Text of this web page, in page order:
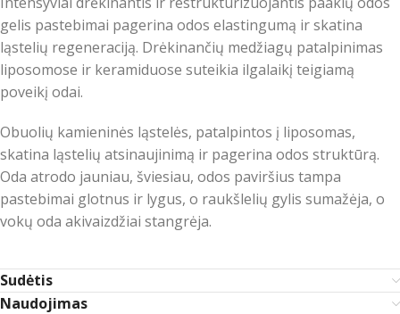
gelis pastebimai pagerina odos elastingumą ir skatina
ląstelių regeneraciją. Drėkinančių medžiagų patalpinimas
liposomose ir keramiduose suteikia ilgalaikį teigiamą
poveikį odai.
Obuolių kamieninės ląstelės, patalpintos į liposomas,
skatina ląstelių atsinaujinimą ir pagerina odos struktūrą.
Oda atrodo jauniau, šviesiau, odos paviršius tampa
pastebimai glotnus ir lygus, o raukšlelių gylis sumažėja, o
vokų oda akivaizdžiai stangrėja.
Sudėtis
Naudojimas